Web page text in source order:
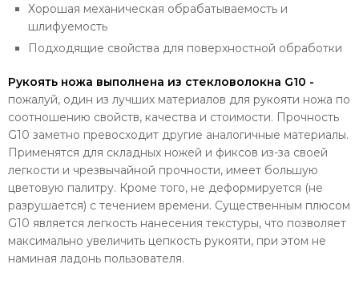
Хорошая механическая обрабатываемость и
шлифуемость
Подходящие свойства для поверхностной обработки
Рукоять ножа выполнена из стекловолокна G10 -
пожалуй, один из лучших материалов для рукояти ножа по
соотношению свойств, качества и стоимости. Прочность
G10 заметно превосходит другие аналогичные материалы.
Применятся для складных ножей и фиксов из-за своей
легкости и чрезвычайной прочности, имеет большую
цветовую палитру. Кроме того, не деформируется (не
разрушается) с течением времени. Существенным плюсом
G10 является легкость нанесения текстуры, что позволяет
максимально увеличить цепкость рукояти, при этом не
наминая ладонь пользователя.